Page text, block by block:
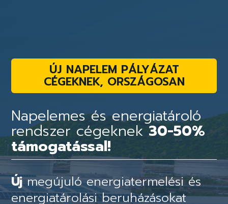
ÚJ NAPELEM PÁLYÁZAT
CÉGEKNEK, ORSZÁGOSAN
Napelemes és energiatároló
rendszer cégeknek30-50%
támogatással!
Újmegújuló energiatermelési és
energiatárolási beruházásokat